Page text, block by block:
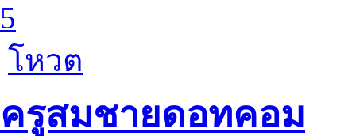
5
โหวต
ครูสมชายดอทคอม